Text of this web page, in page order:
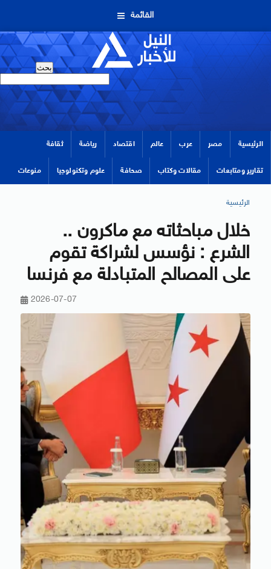
القائمة
الرئيسية مصر عرب عالم اقتصاد رياضة ثقافة
تقارير ومتابعات مقالات وكتاب صحافة علوم وتكنولوجيا منوعات
الرئيسية
خلال مباحثاته مع ماكرون ..
الشرع : نؤسس لشراكة تقوم
على المصالح المتبادلة مع فرنسا
2026-07-07